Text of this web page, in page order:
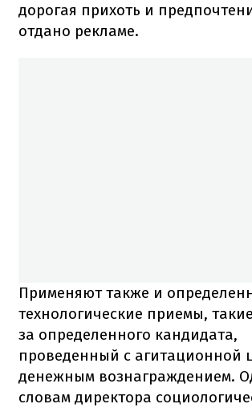
дорогая прихоть и
отдано рекламе.
Применяют также и
технологические приемы,
за определенного кандидата,
проведенный с агитационной
денежным вознаграждением.
словам директора